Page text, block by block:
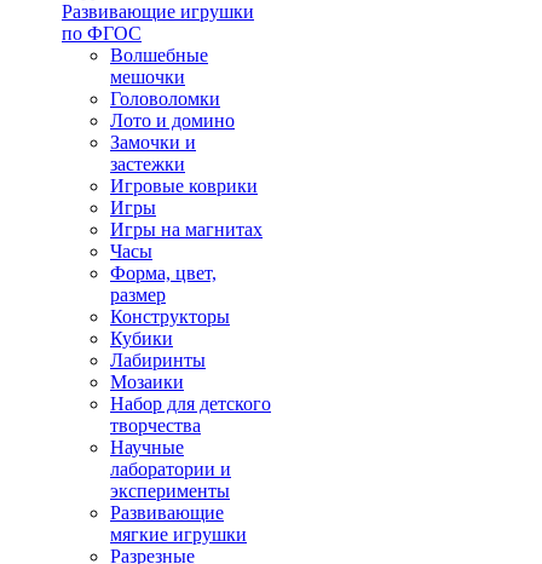
Развивающие игрушки
по ФГОС
Волшебные
мешочки
Головоломки
Лото и домино
Замочки и
застежки
Игровые коврики
Игры
Игры на магнитах
Часы
Форма, цвет,
размер
Конструкторы
Кубики
Лабиринты
Мозаики
Набор для детского
творчества
Научные
лаборатории и
эксперименты
Развивающие
мягкие игрушки
Разрезные